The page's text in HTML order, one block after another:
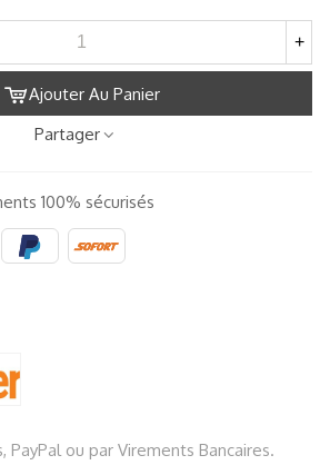
+
Ajouter Au Panier
Partager
100% sécurisés
PayPal ou par Virements Bancaires.